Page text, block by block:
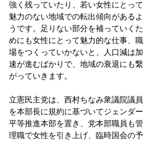
強く残っていたり、若い女性にとって
魅力のない地域での転出傾向があるよ
うです。足りない部分を補っていくた
めにも女性にとって魅力的な仕事、職
場をつくっていかないと、人口減は加
速が進むばかりで、地域の衰退にも繋
がっていきます。
立憲民主党は、西村ちなみ衆議院議員
を本部長に規約に基づいてジェンダー
平等推進本部を置き、党本部職員も管
理職で女性を引き上げ、臨時国会の予